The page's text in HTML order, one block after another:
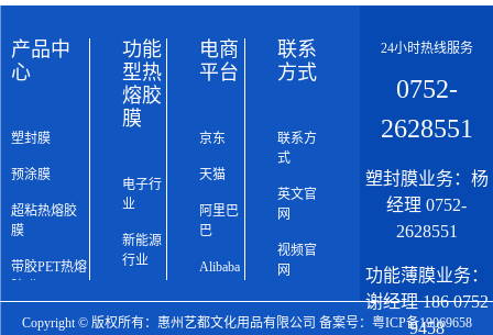
产品中
心
塑封膜
预涂膜
超粘热熔胶
膜
带胶PET热熔
功能型热熔
功能
型热
熔胶
膜
电子行
业
新能源
行业
印行业
电商
平台
京东
天猫
阿里巴
巴
Alibaba
联系
方式
联系方
式
英文官
网
视频官
网
24小时热线服务
0752-
2628551
塑封膜业务：杨
经理 0752-
2628551
功能薄膜业务：
谢经理 186 0752
9458
Copyright © 版权所有：惠州艺都文化用品有限公司 备案号： 粤ICP备19069658